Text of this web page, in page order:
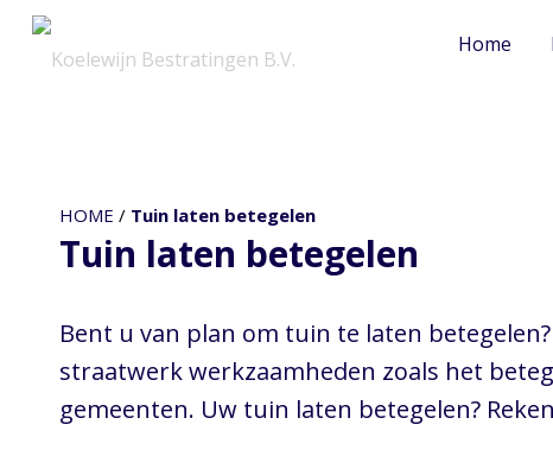
Home
HOME / Tuin laten betegelen
Tuin laten betegelen
Bent u van plan om tuin te laten
straatwerk werkzaamheden zoals het
gemeenten. Uw tuin laten betegelen?